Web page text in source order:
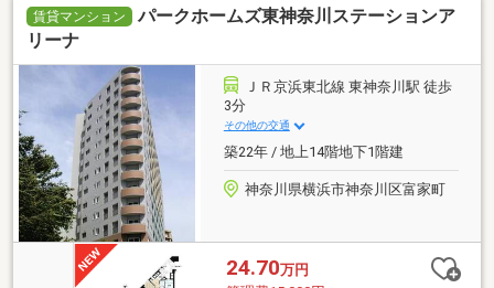
賃貸マンション
パークホームズ東神奈川ステーションア
リーナ
ＪＲ京浜東北線 東神奈川駅 徒歩
3分
その他の交通
築22年 / 地上14階地下1階建
神奈川県横浜市神奈川区富家町
24.70万円